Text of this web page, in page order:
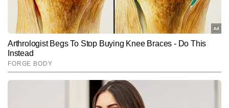
Hindi NewsSportsCricket
AUTHOR